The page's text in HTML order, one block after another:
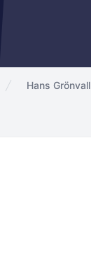
Hans Grönvall